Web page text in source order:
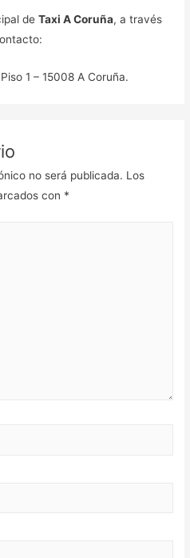
deTaxi A Coruña, a través
1 – 15008 A Coruña.
no será publicada. Los
con *